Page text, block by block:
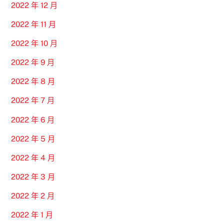
2022 年 12 月
2022 年 11 月
2022 年 10 月
2022 年 9 月
2022 年 8 月
2022 年 7 月
2022 年 6 月
2022 年 5 月
2022 年 4 月
2022 年 3 月
2022 年 2 月
2022 年 1 月